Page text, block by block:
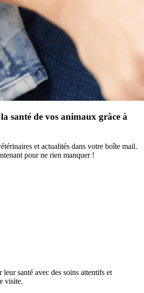
la santé de vos animaux grâce à
et actualités dans votre boîte mail.
pour ne rien manquer !
santé avec des soins attentifs et
visite.